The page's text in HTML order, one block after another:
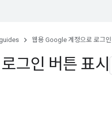
웹용 Google 계정으로 로그인
그인 버튼 표시